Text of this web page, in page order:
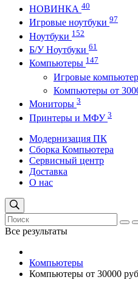
НОВИНКА 40
Игровые ноутбуки 97
Ноутбуки 152
Б/У Ноутбуки 61
Компьютеры 147
Игровые
Компьютеры от
Мониторы 3
Принтеры и МФУ 3
Модернизация ПК
Сборка Компьютера
Сервисный центр
Доставка
О нас
Все результаты
Компьютеры
Компьютеры от 30000